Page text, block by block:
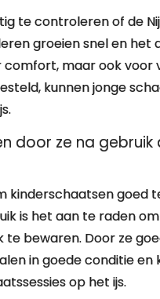
te controleren of de
groeien snel en
maar ook voor
kunnen jonge
door ze na
kinderschaatsen
is het aan te raden
te bewaren. Door ze
in goede conditie
op het ijs.